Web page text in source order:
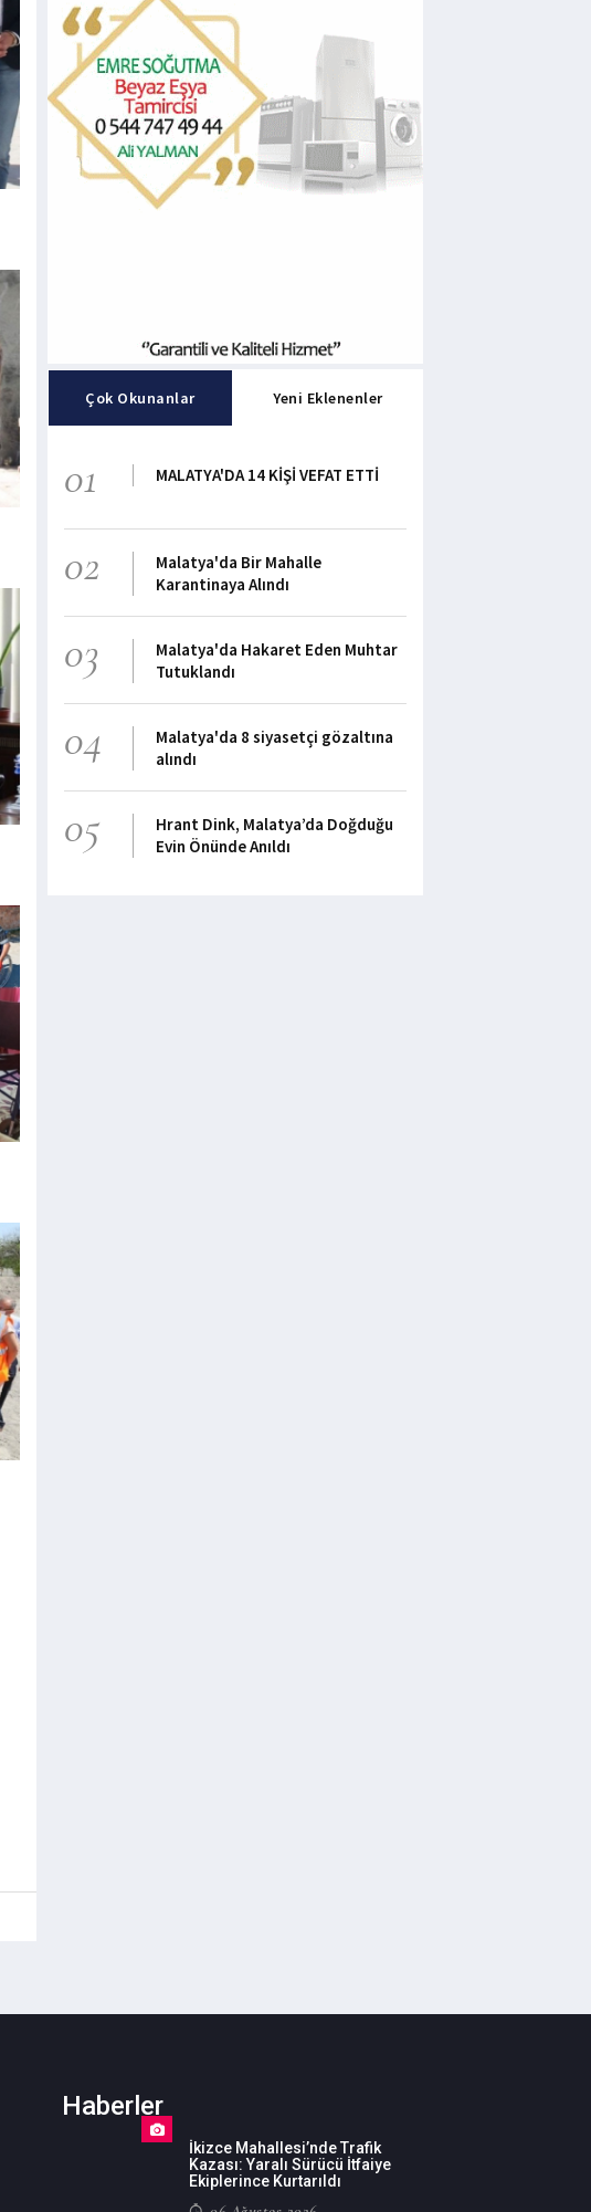
Çok Okunanlar Yeni Eklenenler
01 MALATYA'DA 14 KİŞİ VEFAT ETTİ
02
Malatya'da Bir Mahalle
Karantinaya Alındı
03
Malatya'da Hakaret Eden Muhtar
Tutuklandı
04
Malatya'da 8 siyasetçi gözaltına
alındı
05
Hrant Dink, Malatya’da Doğduğu
Evin Önünde Anıldı
Haberler
İkizce Mahallesi’nde Trafik
Kazası: Yaralı Sürücü İtfaiye
Ekiplerince Kurtarıldı